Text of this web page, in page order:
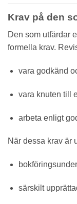
Krav på den
Den som utfärdar
formella krav.
vara godkänd
vara knuten till
arbeta enligt
När dessa krav är
särskilt